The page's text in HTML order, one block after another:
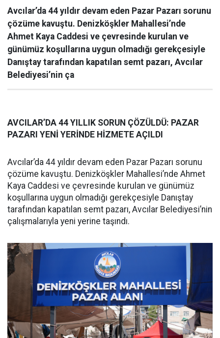
Avcılar’da 44 yıldır devam eden Pazar Pazarı sorunu
çözüme kavuştu. Denizköşkler Mahallesi’nde
Ahmet Kaya Caddesi ve çevresinde kurulan ve
günümüz koşullarına uygun olmadığı gerekçesiyle
Danıştay tarafından kapatılan semt pazarı, Avcılar
Belediyesi’nin ça
AVCILAR’DA 44 YILLIK SORUN ÇÖZÜLDÜ: PAZAR
PAZARI YENİ YERİNDE HİZMETE AÇILDI
Avcılar’da 44 yıldır devam eden Pazar Pazarı sorunu
çözüme kavuştu. Denizköşkler Mahallesi’nde Ahmet
Kaya Caddesi ve çevresinde kurulan ve günümüz
koşullarına uygun olmadığı gerekçesiyle Danıştay
tarafından kapatılan semt pazarı, Avcılar Belediyesi’nin
çalışmalarıyla yeni yerine taşındı.